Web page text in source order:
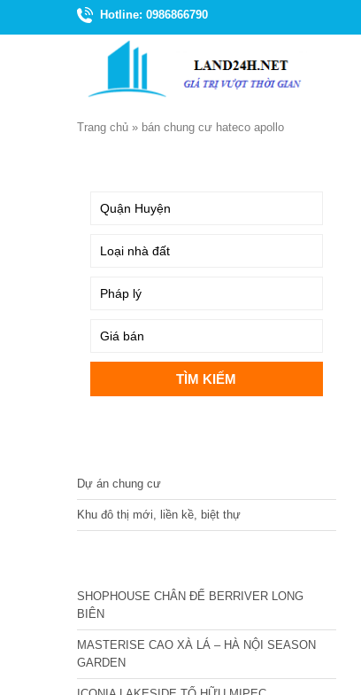
Hotline: 0986866790
Trang chủ » bán chung cư hateco apollo
Dự án chung cư
Khu đô thị mới, liền kề, biệt thự
SHOPHOUSE CHÂN ĐẾ BERRIVER LONG
BIÊN
MASTERISE CAO XÀ LÁ – HÀ NỘI SEASON
GARDEN